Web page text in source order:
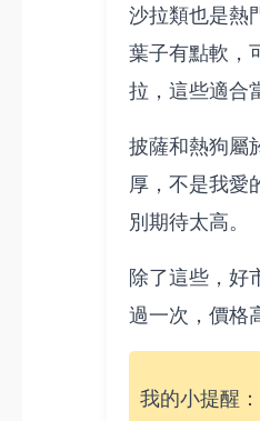
沙拉類也是熱
葉子有點軟，
拉，這些適合
披薩和熱狗屬
厚，不是我愛
別期待太高。
除了這些，好
過一次，價格
我的小提醒